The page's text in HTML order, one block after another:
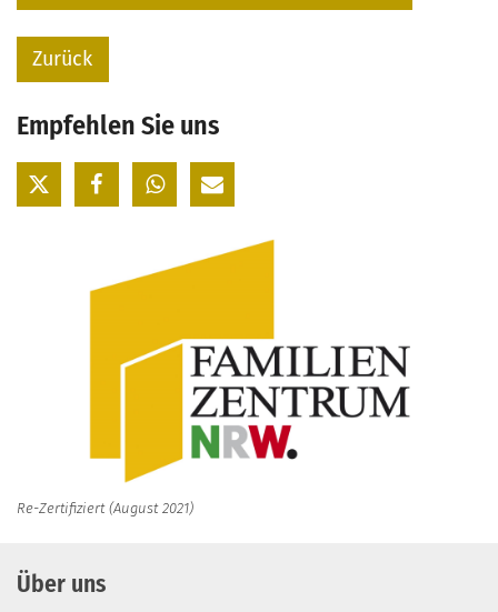
Zurück
Empfehlen Sie uns
Re-Zertifiziert (August 2021)
Über uns